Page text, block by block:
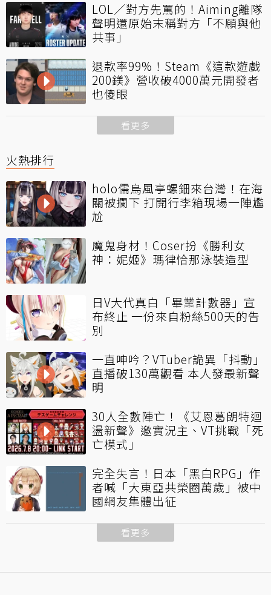
LOL／對方先罵的！Aiming離隊
聲明還原始末稱對方「不願與他
共事」
退款率99%！Steam《這款遊戲
200鎂》營收破4000萬元開發者
也傻眼
看更多
火熱排行
holo儒烏風亭螺鈿來台灣！在海
關被攔下 打開行李箱現場一陣尷
尬
魔鬼身材！Coser扮《勝利女
神：妮姬》瑪律恰那泳裝造型
日V大代真白「畢業計數器」宣
布終止 一份來自粉絲500天的告
別
一直呻吟？VTuber詭異「抖動」
直播破130萬觀看 本人發最新聲
明
30人全數陣亡！《艾恩葛朗特迴
盪新聲》邀實況主、VT挑戰「死
亡模式」
完全失言！日本「黑白RPG」作
者喊「大東亞共榮圈萬歲」被中
國網友集體出征
看更多